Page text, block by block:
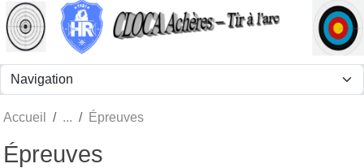
Accueil Épreuves
Épreuves
Panneau de gestion des cookies